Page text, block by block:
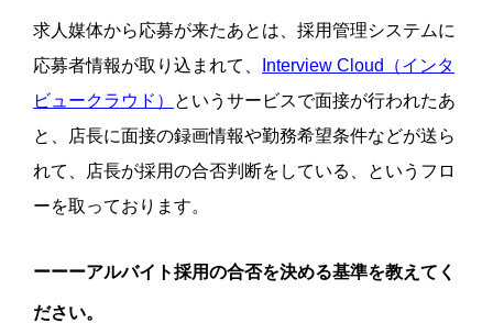
求人媒体から応募が来たあとは、採用管理システムに
応募者情報が取り込まれて、
Interview Cloud（インタ
ビュークラウド）
というサービスで面接が行われたあ
と、店長に面接の録画情報や勤務希望条件などが送ら
れて、店長が採用の合否判断をしている、というフロ
ーを取っております。
ーーーアルバイト採用の合否を決める基準を教えてく
ださい。